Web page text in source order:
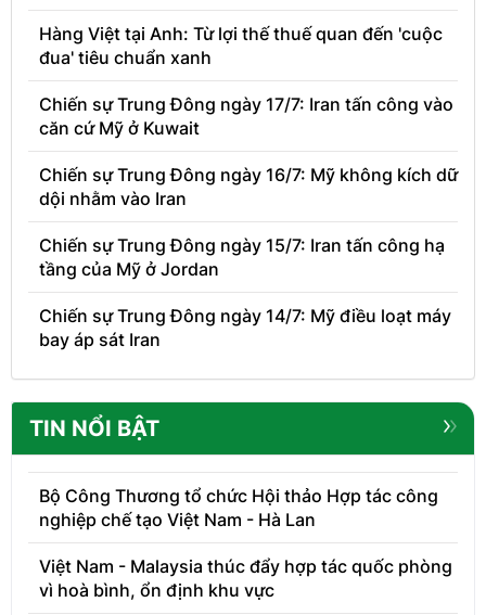
Hàng Việt tại Anh: Từ lợi thế thuế quan đến 'cuộc
đua' tiêu chuẩn xanh
Chiến sự Trung Đông ngày 17/7: Iran tấn công vào
căn cứ Mỹ ở Kuwait
Chiến sự Trung Đông ngày 16/7: Mỹ không kích dữ
dội nhằm vào Iran
Chiến sự Trung Đông ngày 15/7: Iran tấn công hạ
tầng của Mỹ ở Jordan
Chiến sự Trung Đông ngày 14/7: Mỹ điều loạt máy
bay áp sát Iran
TIN NỔI BẬT
Bộ Công Thương tổ chức Hội thảo Hợp tác công
nghiệp chế tạo Việt Nam - Hà Lan
Việt Nam - Malaysia thúc đẩy hợp tác quốc phòng
vì hoà bình, ổn định khu vực